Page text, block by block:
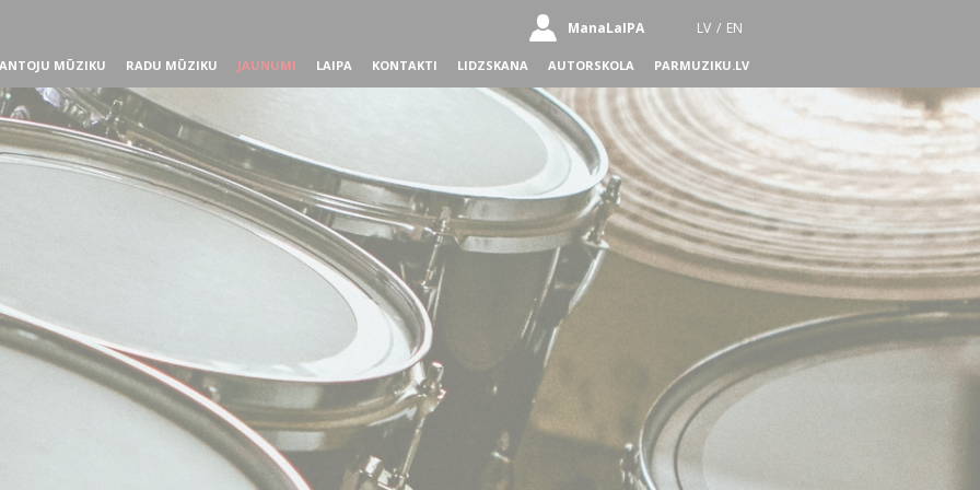
ManaLaIPA LV / EN
MŪZIKU RADU MŪZIKU JAUNUMI LAIPA KONTAKTI LIDZSKANA AUTORSKOLA PARMUZIKU.LV